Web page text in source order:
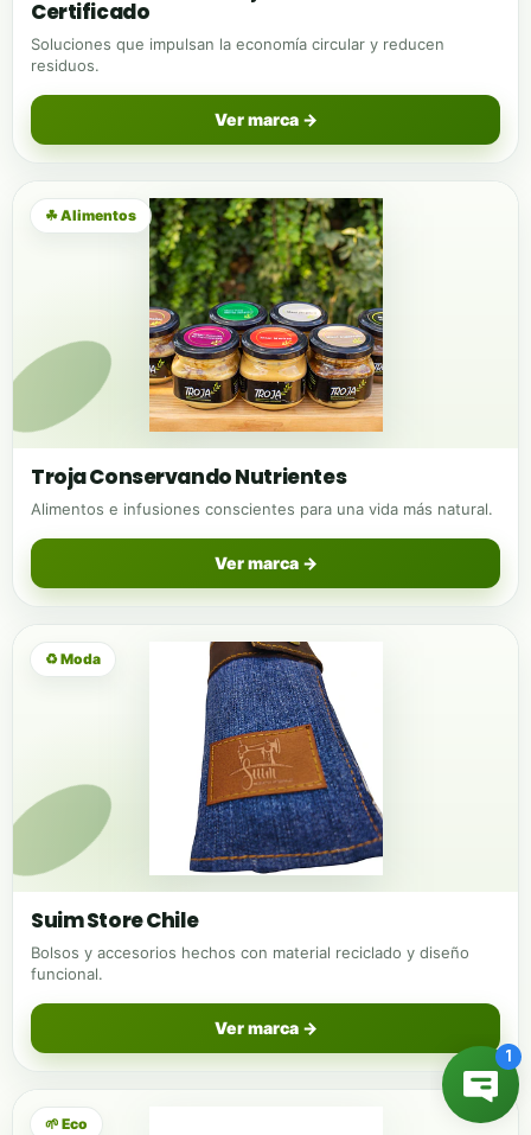
Certificado
Soluciones que impulsan la economía circular y reducen
residuos.
Ver marca →
☘ Alimentos
Troja Conservando Nutrientes
Alimentos e infusiones conscientes para una vida más natural.
Ver marca →
♻ Moda
Suim Store Chile
Bolsos y accesorios hechos con material reciclado y diseño
funcional.
Ver marca →
🌱 Eco